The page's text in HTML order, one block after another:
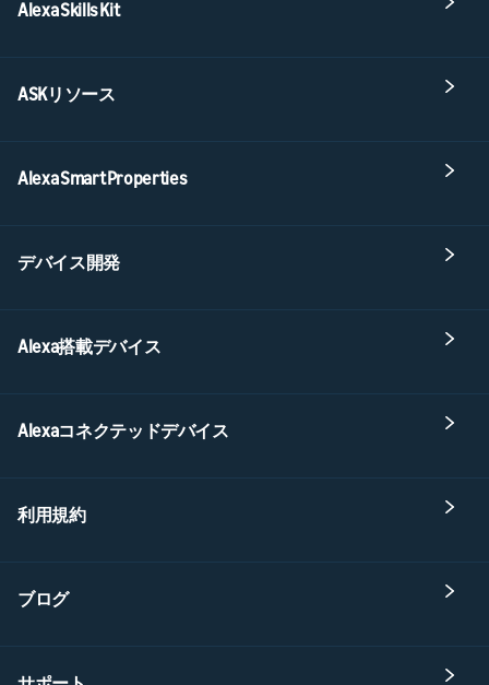
Alexa Skills Kit
ASKリソース
Alexa Smart Properties
デバイス開発
Alexa搭載デバイス
Alexaコネクテッドデバイス
利用規約
ブログ